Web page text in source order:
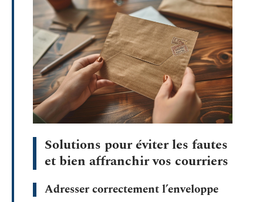
Solutions pour éviter les fautes
et bien affranchir vos courriers
Adresser correctement l’enveloppe